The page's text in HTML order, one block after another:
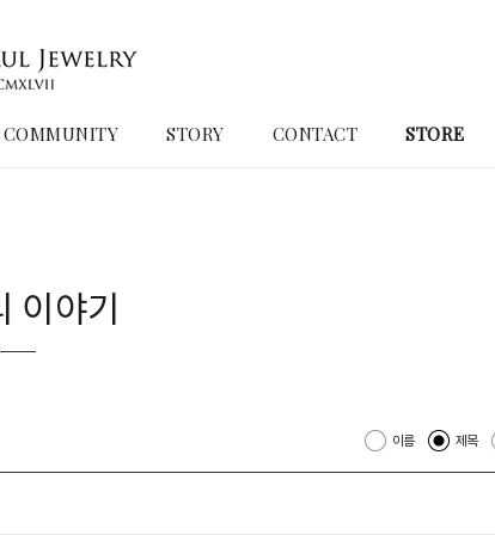
COMMUNITY STORY CONTACT STORE
이야기
이름 제목